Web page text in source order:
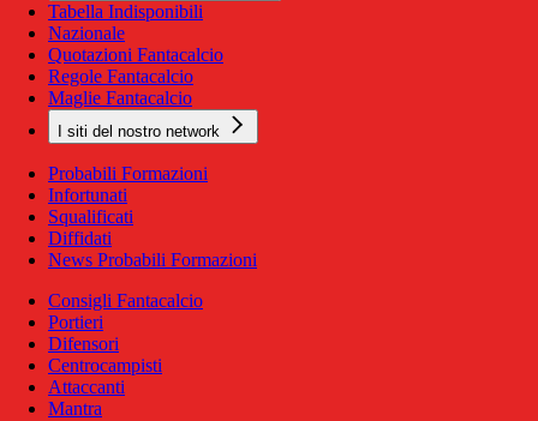
Tabella Indisponibili
Nazionale
Quotazioni Fantacalcio
Regole Fantacalcio
Maglie Fantacalcio
I siti del nostro network
Probabili Formazioni
Infortunati
Squalificati
Diffidati
News Probabili Formazioni
Consigli Fantacalcio
Portieri
Difensori
Centrocampisti
Attaccanti
Mantra